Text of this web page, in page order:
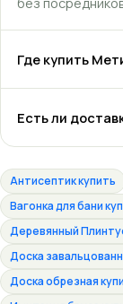
Где купить
Есть ли
Антисептик купить
Вагонка для бани
Деревянный
Доска
Доска обрезная